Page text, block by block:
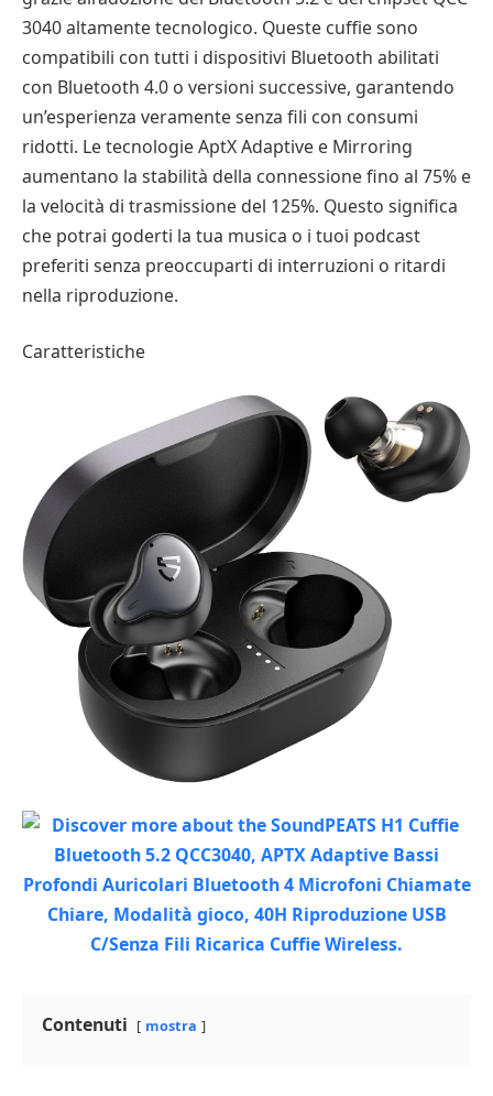
3040 altamente tecnologico. Queste cuffie sono
compatibili con tutti i dispositivi Bluetooth abilitati
con Bluetooth 4.0 o versioni successive, garantendo
un’esperienza veramente senza fili con consumi
ridotti. Le tecnologie AptX Adaptive e Mirroring
aumentano la stabilità della connessione fino al 75% e
la velocità di trasmissione del 125%. Questo significa
che potrai goderti la tua musica o i tuoi podcast
preferiti senza preoccuparti di interruzioni o ritardi
nella riproduzione.
Caratteristiche
Contenuti mostra